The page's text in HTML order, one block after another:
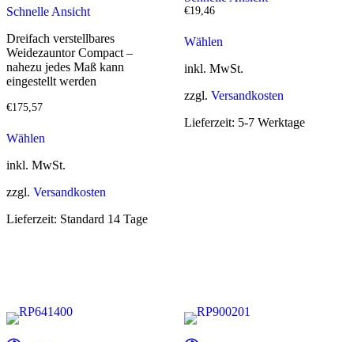
Schnelle Ansicht
Dreifach verstellbares
Weidezauntor Compact –
nahezu jedes Maß kann
eingestellt werden
€175,57
Wählen
inkl. MwSt.
zzgl. Versandkosten
Lieferzeit: Standard 14 Tage
€19,46
Wählen
inkl. MwSt.
zzgl. Versandkosten
Lieferzeit: 5-7 Werktage